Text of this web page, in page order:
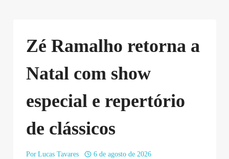
Zé Ramalho retorna a
Natal com show
especial e repertório
de clássicos
Por Lucas Tavares
6 de agosto de 2026